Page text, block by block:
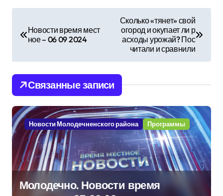
в
и
г
а
ц
и
я
Новости время мест
ное – 06 09 2024
Сколько «тянет» свой
огород и окупает ли р
асходы урожай? Пос
читали и сравнили
Связанные записи
Новости Молодечненского района Программы
Молодечно. Новости время